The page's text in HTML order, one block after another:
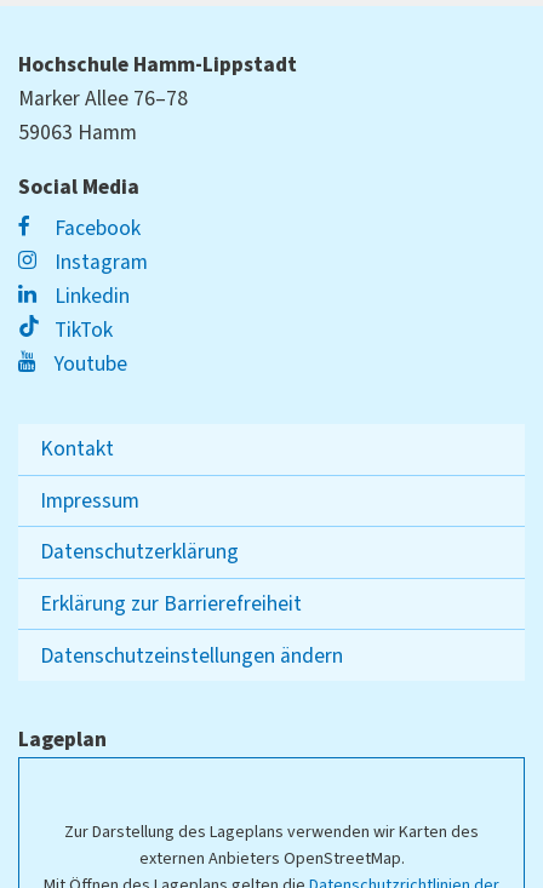
Hochschule Hamm-Lippstadt
Marker Allee 76–78
59063 Hamm
Social Media
Facebook
Instagram
Linkedin
TikTok
Youtube
Kontakt
Impressum
Datenschutzerklärung
Erklärung zur Barrierefreiheit
Datenschutzeinstellungen ändern
Lageplan
Zur Darstellung des Lageplans verwenden wir Karten des
externen Anbieters OpenStreetMap.